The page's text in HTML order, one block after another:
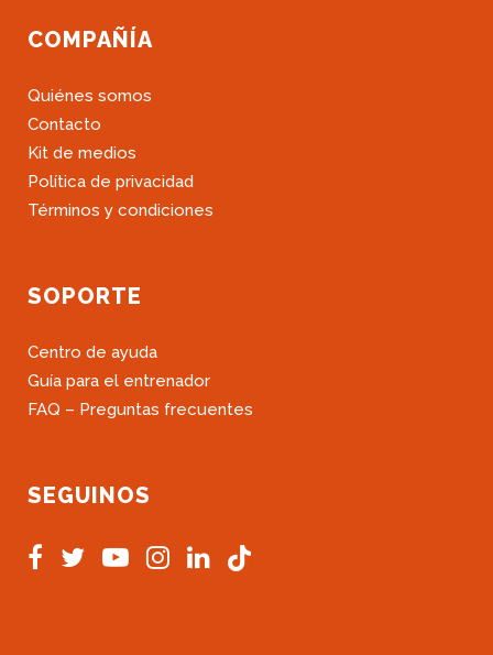
COMPAÑÍA
Quiénes somos
Contacto
Kit de medios
Política de privacidad
Términos y condiciones
SOPORTE
Centro de ayuda
Guía para el entrenador
FAQ – Preguntas frecuentes
SEGUINOS